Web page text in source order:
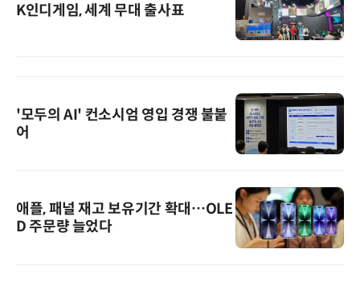
K인디게임, 세계 무대 출사표
'모두의 AI' 컨소시엄 영입 경쟁 불붙
어
애플, 패널 재고 보유기간 확대…OLE
D 주문량 늘었다